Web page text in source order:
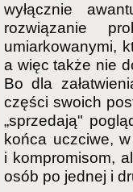
wyłącznie
rozwiązanie
umiarkowanymi,
a więc także nie
Bo dla
części swoich
„sprzedają"
końca uczciwe,
i kompromisom,
osób po jednej i